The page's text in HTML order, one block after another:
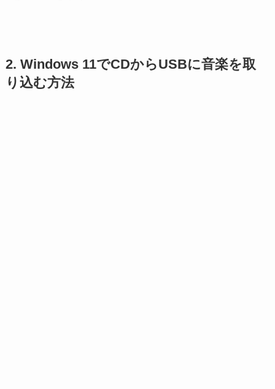
2. Windows 11でCDからUSBに音楽を取
り込む方法